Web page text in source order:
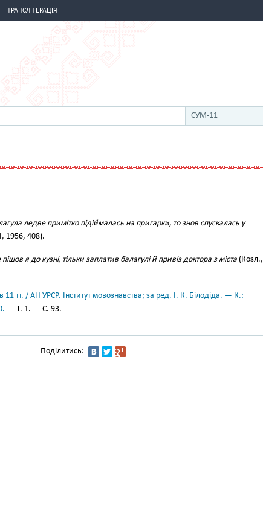
ТРАНСЛІТЕРАЦІЯ
СУМ-11
ледве примітко підіймалась на пригарки, то знов спускалась у
1956, 408).
я до кузні, тільки заплатив балагулі й привіз доктора з міста (Козл.,
11 тт. / АН УРСР. Інститут мовознавства; за ред. І. К. Білодіда. — К.:
— Т. 1. — С. 93.
Поділитись: